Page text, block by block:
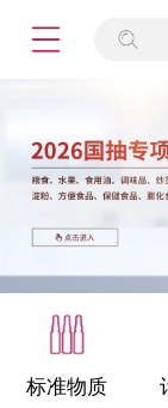
标准物质
标准物质
产品专项
微生物检